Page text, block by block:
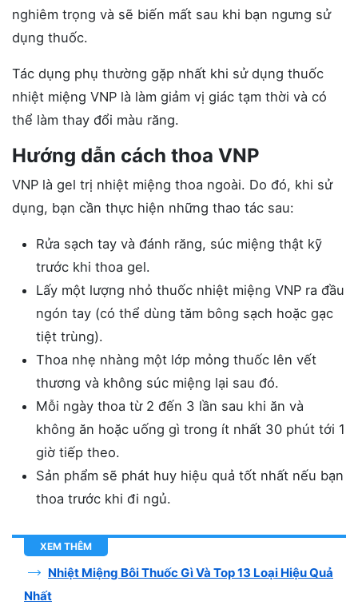
nghiêm trọng và sẽ biến mất sau khi bạn ngưng sử
dụng thuốc.
Tác dụng phụ thường gặp nhất khi sử dụng thuốc
nhiệt miệng VNP là làm giảm vị giác tạm thời và có
thể làm thay đổi màu răng.
Hướng dẫn cách thoa VNP
VNP là gel trị nhiệt miệng thoa ngoài. Do đó, khi sử
dụng, bạn cần thực hiện những thao tác sau:
Rửa sạch tay và đánh răng, súc miệng thật kỹ
trước khi thoa gel.
Lấy một lượng nhỏ thuốc nhiệt miệng VNP ra đầu
ngón tay (có thể dùng tăm bông sạch hoặc gạc
tiệt trùng).
Thoa nhẹ nhàng một lớp mỏng thuốc lên vết
thương và không súc miệng lại sau đó.
Mỗi ngày thoa từ 2 đến 3 lần sau khi ăn và
không ăn hoặc uống gì trong ít nhất 30 phút tới 1
giờ tiếp theo.
Sản phẩm sẽ phát huy hiệu quả tốt nhất nếu bạn
thoa trước khi đi ngủ.
XEM THÊM
Nhiệt Miệng Bôi Thuốc Gì Và Top 13 Loại Hiệu Quả
Nhất